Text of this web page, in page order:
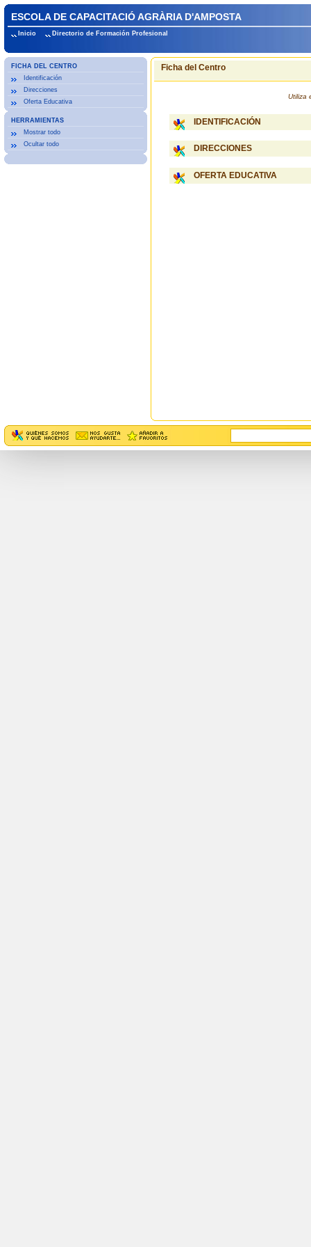
ESCOLA DE CAPACITACIÓ AGRÀRIA D'AMPOSTA
Inicio Directorio de Formación Profesional
FICHA DEL CENTRO
Identificación
Direcciones
Oferta Educativa
HERRAMIENTAS
Mostrar todo
Ocultar todo
Ficha del Centro
Utiliza
IDENTIFICACIÓN
DIRECCIONES
OFERTA EDUCATIVA